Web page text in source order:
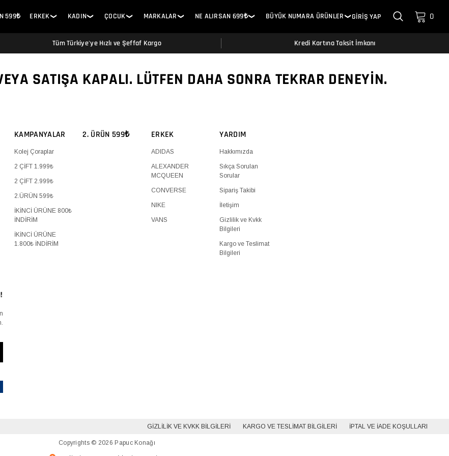
599₺ ERKEK ❯ KADIN❯ ÇOCUK ❯ MARKALAR ❯ NE ALIRSAN 699₺❯ BÜYÜK NUMARA ÜRÜNLER ❯GİRİŞ YAP 0
Tüm Türkiye'ye Hızlı ve Şeffaf Kargo Kredi Kartına Taksit İmkanı
SATIŞA KAPALI. LÜTFEN DAHA SONRA TEKRAR DENEYIN.
KAMPANYALAR
Kolej Çoraplar
2 ÇİFT 1.999₺
2 ÇİFT 2.999₺
2.ÜRÜN 599₺
İKİNCİ ÜRÜNE 800₺
İNDİRİM
İKİNCİ ÜRÜNE
1.800₺ İNDİRİM
2. ÜRÜN 599₺ ERKEK
ADIDAS
ALEXANDER
MCQUEEN
CONVERSE
NIKE
VANS
YARDIM
Hakkımızda
Sıkça Sorulan
Sorular
Sipariş Takibi
İletişim
Gizlilik ve Kvkk
Bilgileri
Kargo ve Teslimat
Bilgileri
GIZLILIK VE KVKK BILGILERI KARGO VE TESLIMAT BILGILERI İPTAL VE İADE KOŞULLARI
Copyrights © 2026 Papuc Konağı